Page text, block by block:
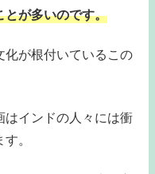
とが多いのです。
が根付いているこの
はインドの人々には衝
。